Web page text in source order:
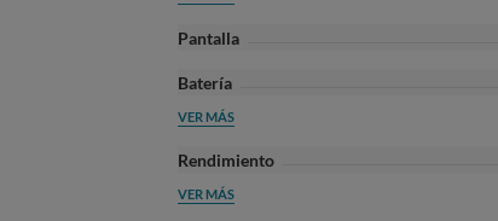
Pantalla
Batería
VER MÁS
Rendimiento
VER MÁS